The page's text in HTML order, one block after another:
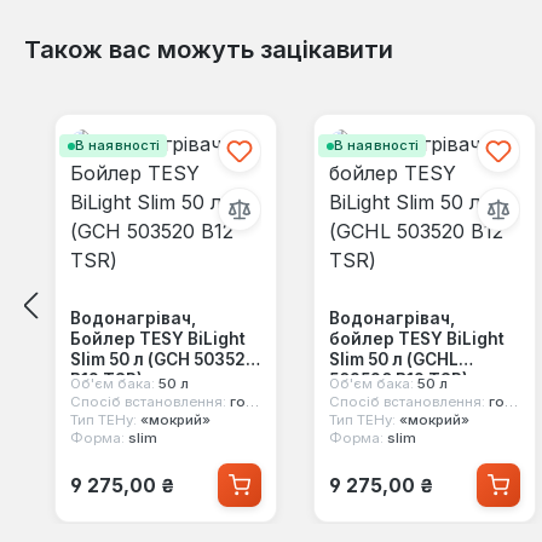
Також вас можуть зацікавити
В наявності
Водонагрівач,
Бойлер TESY BiLight
Slim 50 л (GCH 503520
B12 TSR)
Об'єм бака: 50 л
Спосіб встановлення: горизонтальний
Тип ТЕНу: «мокрий»
Форма: slim
Звичайна ціна:
9 275,00 ₴
В наявності
Водонагрівач,
бойлер TESY BiLight
Slim 50 л (GCHL
503520 B12 TSR)
Об'єм бака: 50 л
Спосіб встановлення: горизонтальний
Тип ТЕНу: «мокрий»
Форма: slim
Звичайна ціна:
9 275,00 ₴